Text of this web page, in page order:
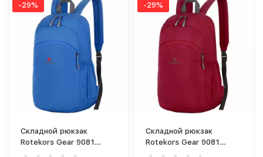
-29%
Складной рюкзак
Rotekors Gear 9081
голубой
-29%
Складной рюкзак
Rotekors Gear 9081
красный